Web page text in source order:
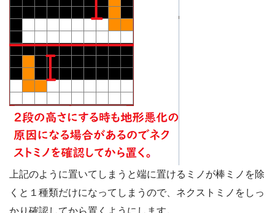
上記のように置いてしまうと端に置けるミノが棒ミノを除
くと１種類だけになってしまうので、ネクストミノをしっ